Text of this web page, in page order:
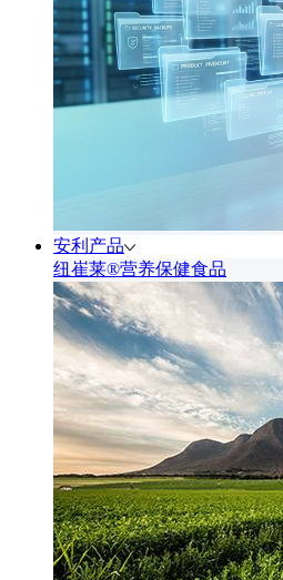
安利产品
纽崔莱®营养保健食品